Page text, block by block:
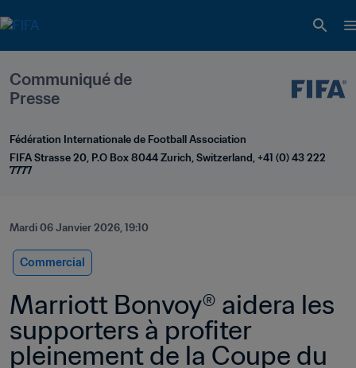
Communiqué de
Presse
Fédération Internationale de Football Association
FIFA Strasse 20, P.O Box 8044 Zurich, Switzerland, +41 (0) 43 222
7777
Mardi 06 Janvier 2026, 19:10
Commercial
Marriott Bonvoy® aidera les
supporters à profiter
pleinement de la Coupe du